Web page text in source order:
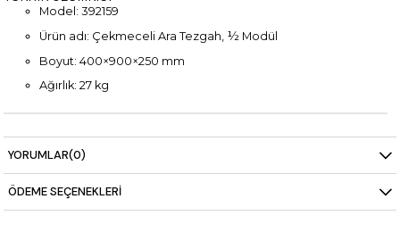
Model: 392159
Ürün adı: Çekmeceli Ara Tezgah, ½ Modül
Boyut: 400×900×250 mm
Ağırlık: 27 kg
YORUMLAR(0)
ÖDEME SEÇENEKLERI